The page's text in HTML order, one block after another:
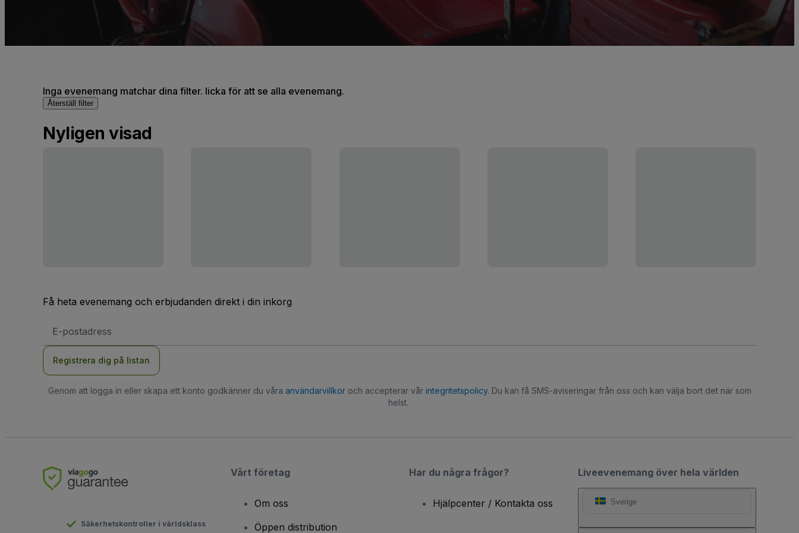
Inga evenemang matchar dina filter. licka för att se alla evenemang.
Återställ filter
Nyligen visad
Få heta evenemang och erbjudanden direkt i din inkorg
postadress
Registrera dig på listan
Genom att logga in eller skapa ett konto godkänner du våra användarvillkoroch accepterar vår integritetspolicy. Du kan få SMS-aviseringar från oss och kan välja bort det när som
helst.
Liveevenemang över hela världen
Sverige
Säkerhetskontroller i världsklass
Vårt företag
Om oss
Öppen distribution
Har du några frågor?
Hjälpcenter / Kontakta oss